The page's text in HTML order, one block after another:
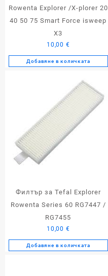
Rowenta Explorer /X-plorer 20
40 50 75 Smart Force isweep
X3
10,00 €
Добавяне в количката
Филтър за Tefal Explorer
Rowenta Series 60 RG7447 /
RG7455
10,00 €
Добавяне в количката